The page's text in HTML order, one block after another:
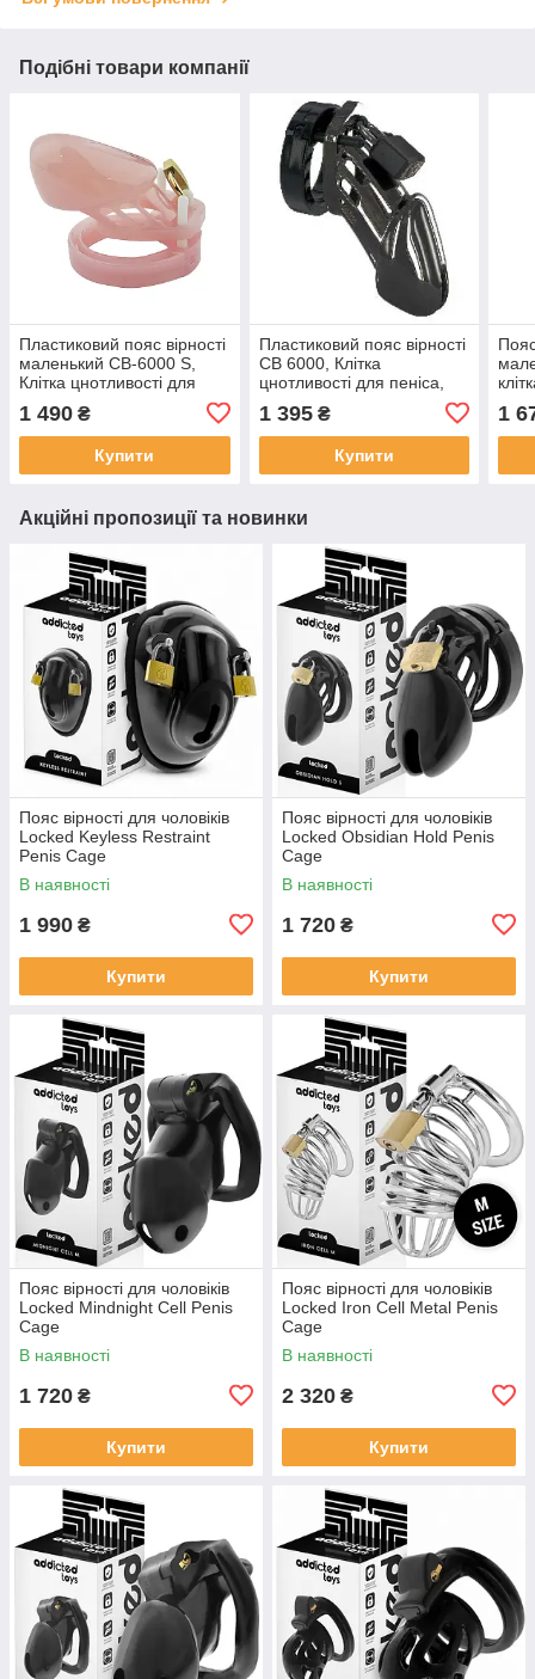
Подібні товари компанії
Пластиковий пояс вірності
маленький CB-6000 S,
Клітка цнотливості для
1 490 ₴
Купити
Пластиковий пояс вірності
CB 6000, Клітка
цнотливості для пеніса,
1 395₴
Купити
1
Акційні пропозиції та новинки
Пояс вірності для чоловіків
Locked Keyless Restraint
Penis Cage
В наявності
1 990 ₴
Купити
Пояс вірності для чоловіків
Locked Obsidian Hold Penis
Cage
В наявності
1 720 ₴
Купити
Пояс вірності для чоловіків
Locked Mindnight Cell Penis
Cage
В наявності
1 720 ₴
Купити
Пояс вірності для чоловіків
Locked Iron Cell Metal Penis
Cage
В наявності
2 320 ₴
Купити